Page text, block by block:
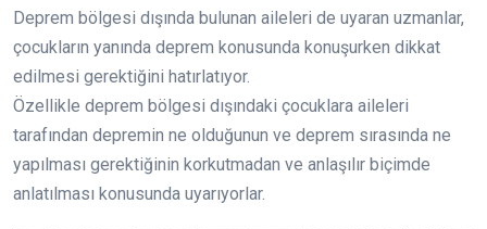
Deprem bölgesi dışında bulunan aileleri de uyaran uzmanlar,
çocukların yanında deprem konusunda konuşurken dikkat
edilmesi gerektiğini hatırlatıyor.
Özellikle deprem bölgesi dışındaki çocuklara aileleri
tarafından depremin ne olduğunun ve deprem sırasında ne
yapılması gerektiğinin korkutmadan ve anlaşılır biçimde
anlatılması konusunda uyarıyorlar.